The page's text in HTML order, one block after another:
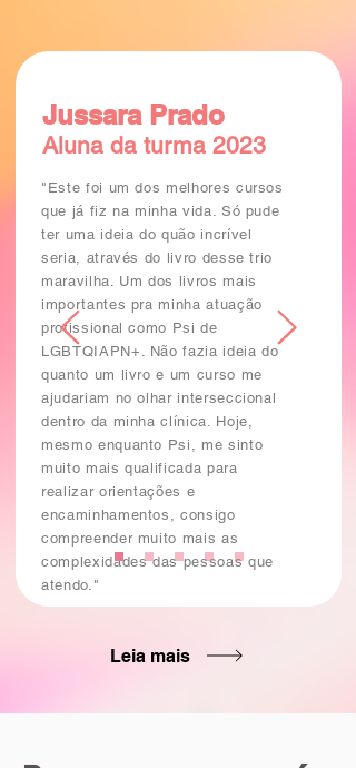
Jussara Prado
Aluna da turma 2023
"Este foi um dos melhores cursos
que já fiz na minha vida. Só pude
ter uma ideia do quão incrível
seria, através do livro desse trio
maravilha. Um dos livros mais
importantes pra minha atuação
profissional como Psi de
LGBTQIAPN+. Não fazia ideia do
quanto um livro e um curso me
ajudariam no olhar interseccional
dentro da minha clínica. Hoje,
mesmo enquanto Psi, me sinto
muito mais qualificada para
realizar orientações e
encaminhamentos, consigo
compreender muito mais as
complexidades das pessoas que
atendo."
Leia mais